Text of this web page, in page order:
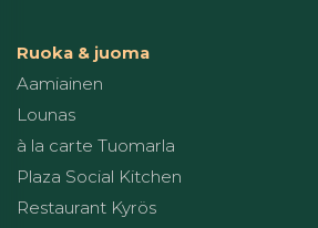
Ruoka & juoma
Aamiainen
Lounas
à la carte Tuomarla
Plaza Social Kitchen
Restaurant Kyrös